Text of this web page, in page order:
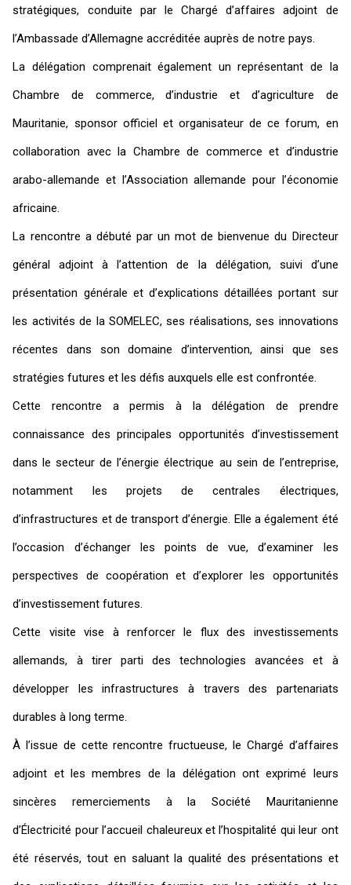
stratégiques, conduite par le Chargé d’affaires adjoint de
l’Ambassade d’Allemagne accréditée auprès de notre pays.
La délégation comprenait également un représentant de la
Chambre de commerce, d’industrie et d’agriculture de
Mauritanie, sponsor officiel et organisateur de ce forum, en
collaboration avec la Chambre de commerce et d’industrie
arabo-allemande et l’Association allemande pour l’économie
africaine.
La rencontre a débuté par un mot de bienvenue du Directeur
général adjoint à l’attention de la délégation, suivi d’une
présentation générale et d’explications détaillées portant sur
les activités de la SOMELEC, ses réalisations, ses innovations
récentes dans son domaine d’intervention, ainsi que ses
stratégies futures et les défis auxquels elle est confrontée.
Cette rencontre a permis à la délégation de prendre
connaissance des principales opportunités d’investissement
dans le secteur de l’énergie électrique au sein de l’entreprise,
notamment les projets de centrales électriques,
d’infrastructures et de transport d’énergie. Elle a également été
l’occasion d’échanger les points de vue, d’examiner les
perspectives de coopération et d’explorer les opportunités
d’investissement futures.
Cette visite vise à renforcer le flux des investissements
allemands, à tirer parti des technologies avancées et à
développer les infrastructures à travers des partenariats
durables à long terme.
À l’issue de cette rencontre fructueuse, le Chargé d’affaires
adjoint et les membres de la délégation ont exprimé leurs
sincères remerciements à la Société Mauritanienne
d’Électricité pour l’accueil chaleureux et l’hospitalité qui leur ont
été réservés, tout en saluant la qualité des présentations et